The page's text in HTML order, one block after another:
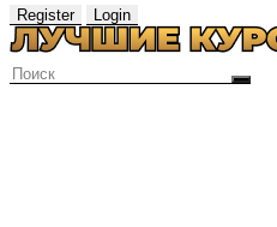
Register Login